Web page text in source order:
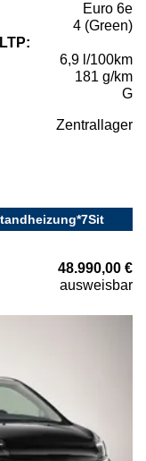
Euro 6e
4 (Green)
6,9 l/100km
181 g/km
G
Zentrallager
48.990,00 €
ausweisbar